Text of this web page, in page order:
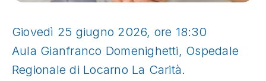
Giovedì 25 giugno 2026, ore 18:30
Aula Gianfranco Domenighetti, Ospedale
Regionale di Locarno La Carità.